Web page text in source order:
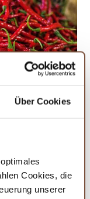
Über Cookies
Cookies, die
unserer